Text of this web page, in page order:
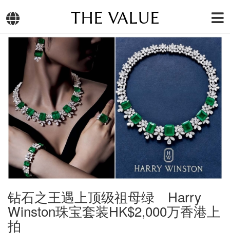
THE VALUE
钻石之王遇上顶级祖母绿 Harry
Winston珠宝套装HK$2,000万香港上
拍